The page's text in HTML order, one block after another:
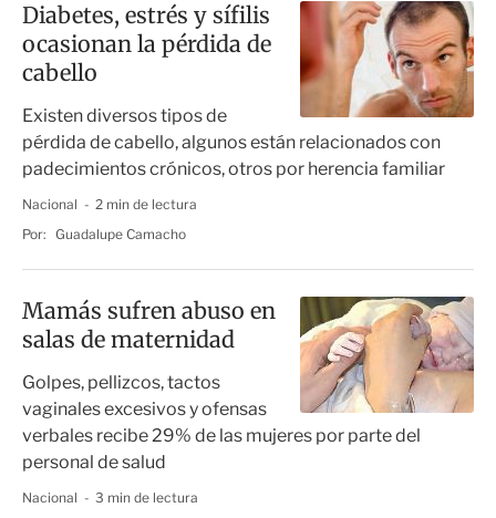
Diabetes, estrés y sífilis
ocasionan la pérdida de
cabello
Existen diversos tipos de
pérdida de cabello, algunos están relacionados con
padecimientos crónicos, otros por herencia familiar
Nacional
2 min de lectura
Por: Guadalupe Camacho
Mamás sufren abuso en
salas de maternidad
Golpes, pellizcos, tactos
vaginales excesivos y ofensas
verbales recibe 29% de las mujeres por parte del
personal de salud
Nacional
3 min de lectura